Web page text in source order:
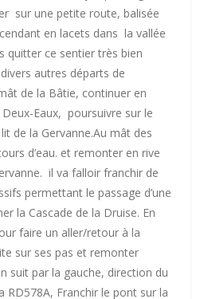
sur une petite route, balisée
en lacets dans la vallée
quitter ce sentier très bien
autres départs de
de la Bâtie, continuer en
Eaux, poursuivre sur le
de la Gervanne.Au mât des
d’eau. et remonter en rive
il va falloir franchir de
permettant le passage d’une
la Cascade de la Druise. En
faire un aller/retour à la
sur ses pas et remonter
suit par la gauche, direction du
RD578A, Franchir le pont sur la